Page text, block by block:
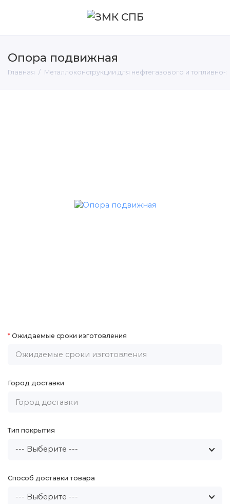
Опора подвижная
Главная Металлоконструкции для нефтегазового и топливно-
Ожидаемые сроки изготовления
Город доставки
Тип покрытия
Способ доставки товара